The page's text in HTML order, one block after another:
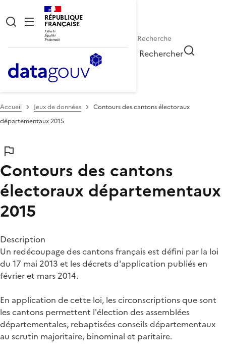
RÉPUBLIQUE
FRANÇAISE
Rechercher
Accueil Jeux de données
Contours des cantons électoraux
départementaux 2015
Contours des cantons
électoraux départementaux
2015
Description
Un redécoupage des cantons français est défini par la loi
du 17 mai 2013 et les décrets d'application publiés en
février et mars 2014.
En application de cette loi, les circonscriptions que sont
les cantons permettent l'élection des assemblées
départementales, rebaptisées conseils départementaux
au scrutin majoritaire, binominal et paritaire.